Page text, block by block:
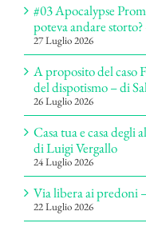
#03 Apocalypse
poteva andare
27 Luglio 2026
A proposito del caso
del dispotismo – di
26 Luglio 2026
Casa tua e casa degli
di Luigi Vergallo
24 Luglio 2026
Via libera ai predoni
22 Luglio 2026